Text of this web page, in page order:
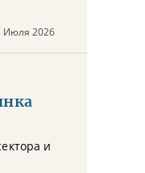
Июля 2026
и